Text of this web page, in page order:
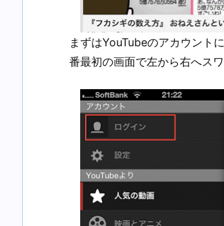
まずはYouTubeのアカウント
番最初の画面で左から右へスワ